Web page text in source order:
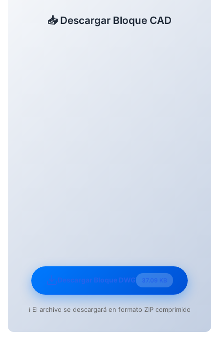
📥 Descargar Bloque CAD
Descargar Bloque DWG 37.09 KB
ℹ️ El archivo se descargará en formato ZIP comprimido